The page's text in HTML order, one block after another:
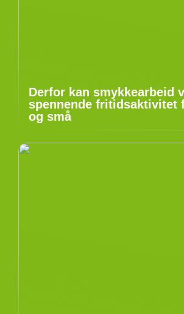
Derfor kan smykkearbeid
spennende fritidsaktivitet
og små